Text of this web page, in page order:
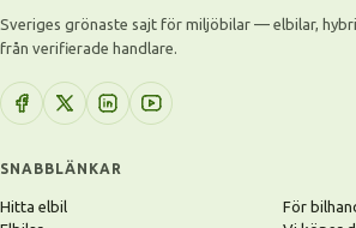
Sveriges grönaste sajt för miljöbilar — elbilar,
från verifierade handlare.
SNABBLÄNKAR
Hitta elbil
För